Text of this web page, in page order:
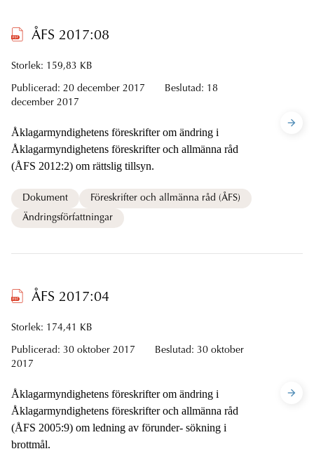
ÅFS 2017:08
Storlek: 159,83 KB
Publicerad: 20 december 2017 Beslutad: 18
december 2017
Åklagarmyndighetens föreskrifter om ändring i
Åklagarmyndighetens föreskrifter och allmänna råd
(ÅFS 2012:2) om rättslig tillsyn.
Dokument
Föreskrifter och allmänna råd (ÅFS)
Ändringsförfattningar
ÅFS 2017:04
Storlek: 174,41 KB
Publicerad: 30 oktober 2017 Beslutad: 30 oktober
2017
Åklagarmyndighetens föreskrifter om ändring i
Åklagarmyndighetens föreskrifter och allmänna råd
(ÅFS 2005:9) om ledning av förunder- sökning i
brottmål.